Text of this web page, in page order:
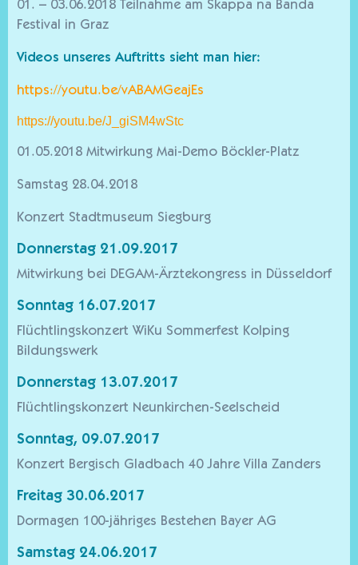
01. – 03.06.2018 Teilnahme am Skappa na Banda
Festival in Graz
Videos unseres Auftritts sieht man hier:
https://youtu.be/vABAMGeajEs
https://youtu.be/J_giSM4wStc
01.05.2018 Mitwirkung Mai-Demo Böckler-Platz
Samstag 28.04.2018
Konzert Stadtmuseum Siegburg
Donnerstag 21.09.2017
Mitwirkung bei DEGAM-Ärztekongress in Düsseldorf
Sonntag 16.07.2017
Flüchtlingskonzert WiKu Sommerfest Kolping
Bildungswerk
Donnerstag 13.07.2017
Flüchtlingskonzert Neunkirchen-Seelscheid
Sonntag, 09.07.2017
Konzert Bergisch Gladbach 40 Jahre Villa Zanders
Freitag 30.06.2017
Dormagen 100-jähriges Bestehen Bayer AG
Samstag 24.06.2017